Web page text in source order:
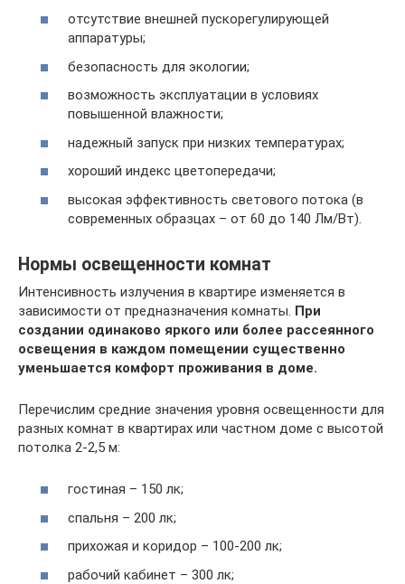
отсутствие внешней пускорегулирующей
аппаратуры;
безопасность для экологии;
возможность эксплуатации в условиях
повышенной влажности;
надежный запуск при низких температурах;
хороший индекс цветопередачи;
высокая эффективность светового потока (в
современных образцах – от 60 до 140 Лм/Вт).
Нормы освещенности комнат
Интенсивность излучения в квартире изменяется в
зависимости от предназначения комнаты. При
создании одинаково яркого или более рассеянного
освещения в каждом помещении существенно
уменьшается комфорт проживания в доме.
Перечислим средние значения уровня освещенности для
разных комнат в квартирах или частном доме с высотой
потолка 2-2,5 м:
гостиная – 150 лк;
спальня – 200 лк;
прихожая и коридор – 100-200 лк;
рабочий кабинет – 300 лк;